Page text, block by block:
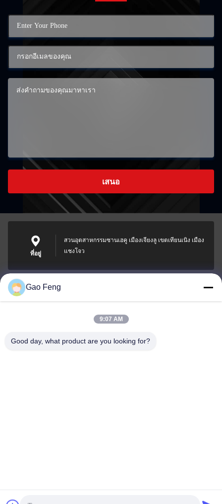
เสนอ
ที่อยู่
สวนอุตสาหกรรมซานเฮคู เมืองเจียงลู เขตเทียนเนิง เมือง
แชงโจว
suli@sulidry.com
Gao Feng
9:07 AM
Good day, what product are you looking for?